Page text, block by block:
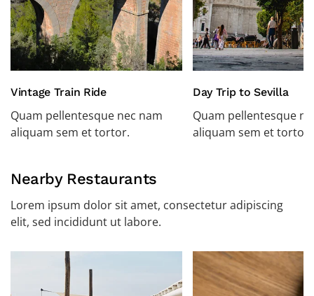
Vintage Train Ride
Quam pellentesque nec nam
aliquam sem et tortor.
Day Trip to Sevilla
Quam pellentesque
aliquam sem et tortor.
Nearby Restaurants
Lorem ipsum dolor sit amet, consectetur adipiscing
elit, sed incididunt ut labore.